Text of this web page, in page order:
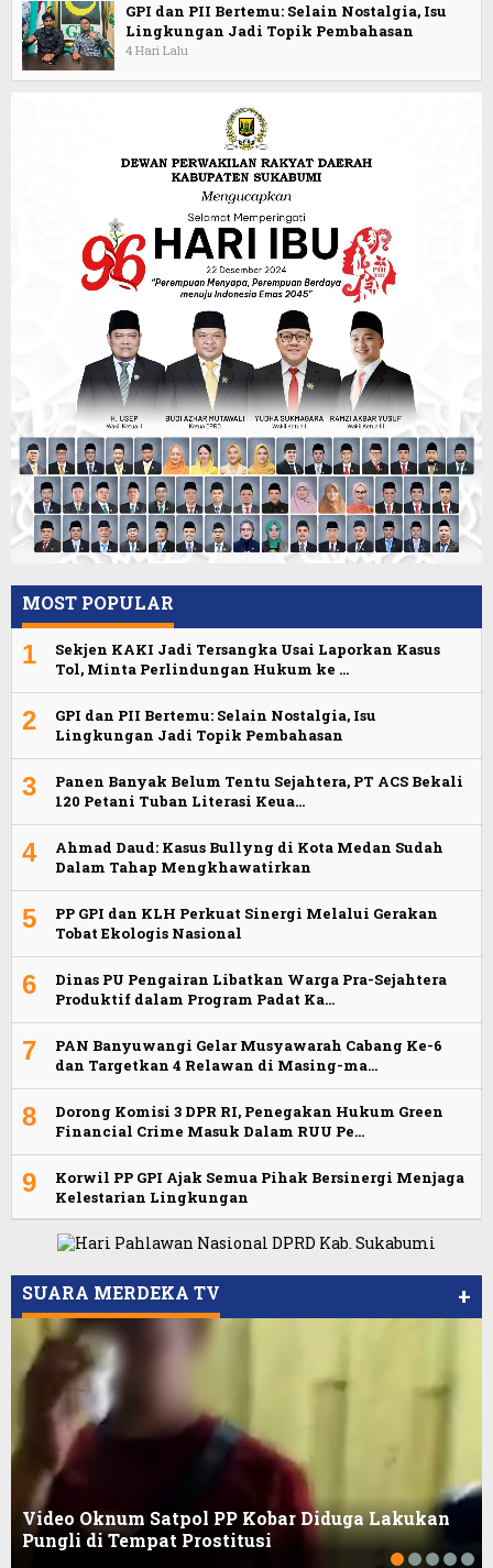
GPI dan PII Bertemu: Selain Nostalgia, Isu
Lingkungan Jadi Topik Pembahasan
4 Hari Lalu
MOST POPULAR
1
Sekjen KAKI Jadi Tersangka Usai Laporkan Kasus
Tol, Minta Perlindungan Hukum ke …
2
GPI dan PII Bertemu: Selain Nostalgia, Isu
Lingkungan Jadi Topik Pembahasan
3
Panen Banyak Belum Tentu Sejahtera, PT ACS Bekali
120 Petani Tuban Literasi Keua…
4
Ahmad Daud: Kasus Bullyng di Kota Medan Sudah
Dalam Tahap Mengkhawatirkan
5
PP GPI dan KLH Perkuat Sinergi Melalui Gerakan
Tobat Ekologis Nasional
6
Dinas PU Pengairan Libatkan Warga Pra-Sejahtera
Produktif dalam Program Padat Ka…
7
PAN Banyuwangi Gelar Musyawarah Cabang Ke-6
dan Targetkan 4 Relawan di Masing-ma…
8
Dorong Komisi 3 DPR RI, Penegakan Hukum Green
Financial Crime Masuk Dalam RUU Pe…
9
Korwil PP GPI Ajak Semua Pihak Bersinergi Menjaga
Kelestarian Lingkungan
SUARA MERDEKA TV +
Billabong, Sekretaris GPI: Kedua Tokoh…
Jakarta
Video Oknum Satpol PP Kobar Diduga Lakukan
Pungli di Tempat Prostitusi